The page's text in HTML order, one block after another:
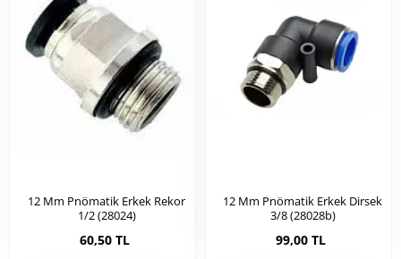
12 Mm Pnömatik Erkek Rekor
1/2 (28024)
60,50 TL
12 Mm Pnömatik Erkek Dirsek
3/8 (28028b)
99,00 TL